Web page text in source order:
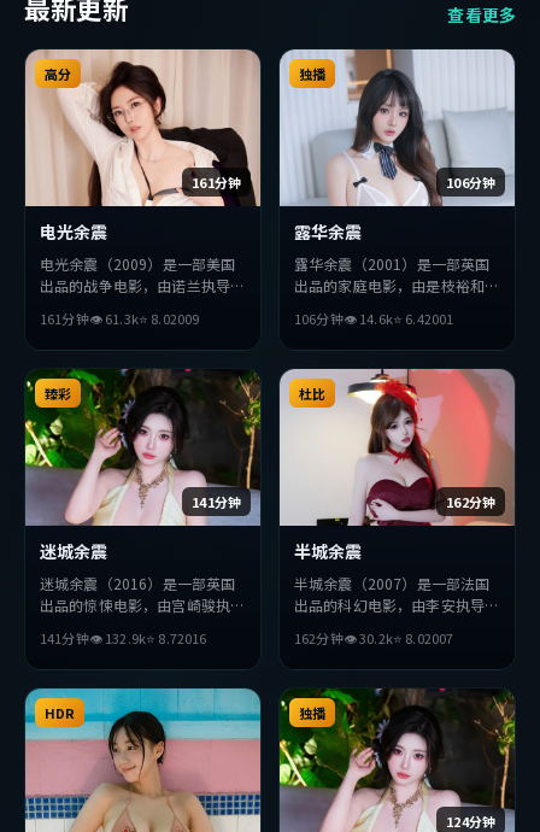
最新更新 查看更多
161分钟
高分
电光余震
电光余震（2009）是一部美国
出品的战争电影，由诺兰执导，
演。影片在叙事与视听上力求突
破，探讨人性与抉择，节奏张弛
有度，适合喜欢该类型的观众完
整观看。
161分钟👁61.3k⭐ 8.02009
106分钟
独播
露华余震
露华余震（2001）是一部英国
出品的家庭电影，由是枝裕和执
演。影片在叙事与视听上力求突
破，探讨人性与抉择，节奏张弛
有度，适合喜欢该类型的观众完
整观看。
106分钟👁14.6k⭐ 6.42001
141分钟
臻彩
迷城余震
迷城余震（2016）是一部英国
出品的惊悚电影，由宫崎骏执
等主演。影片在叙事与视听上力
求突破，探讨人性与抉择，节奏
张弛有度，适合喜欢该类型的观
众完整观看。
141分钟👁132.9k⭐ 8.72016
162分钟
杜比
半城余震
半城余震（2007）是一部法国
出品的科幻电影，由李安执导，
演。影片在叙事与视听上力求突
破，探讨人性与抉择，节奏张弛
有度，适合喜欢该类型的观众完
整观看。
162分钟👁30.2k⭐ 8.02007
HDR
124分钟
独播